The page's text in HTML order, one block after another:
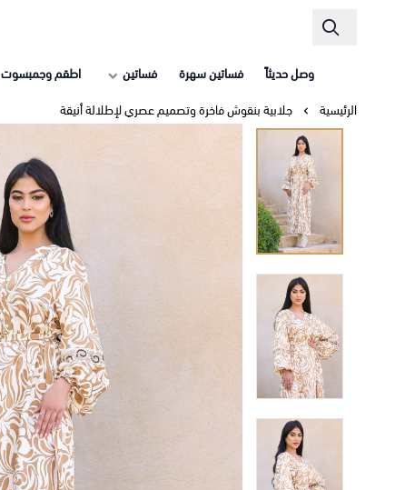
وصل حديثاً فساتين سهرة فساتين اطقم وجمبسوت
الرئيسية
جلابية بنقوش فاخرة وتصميم عصري لإطلالة أنيقة